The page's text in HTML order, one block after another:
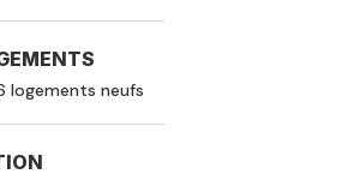
logements neufs